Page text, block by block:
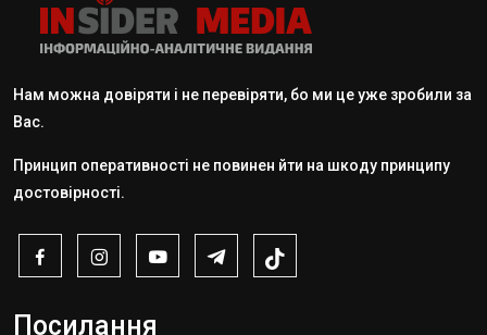
Нам можна довіряти і не перевіряти, бо ми це уже зробили за
Вас.
Принцип оперативності не повинен йти на шкоду принципу
достовірності.
Посилання